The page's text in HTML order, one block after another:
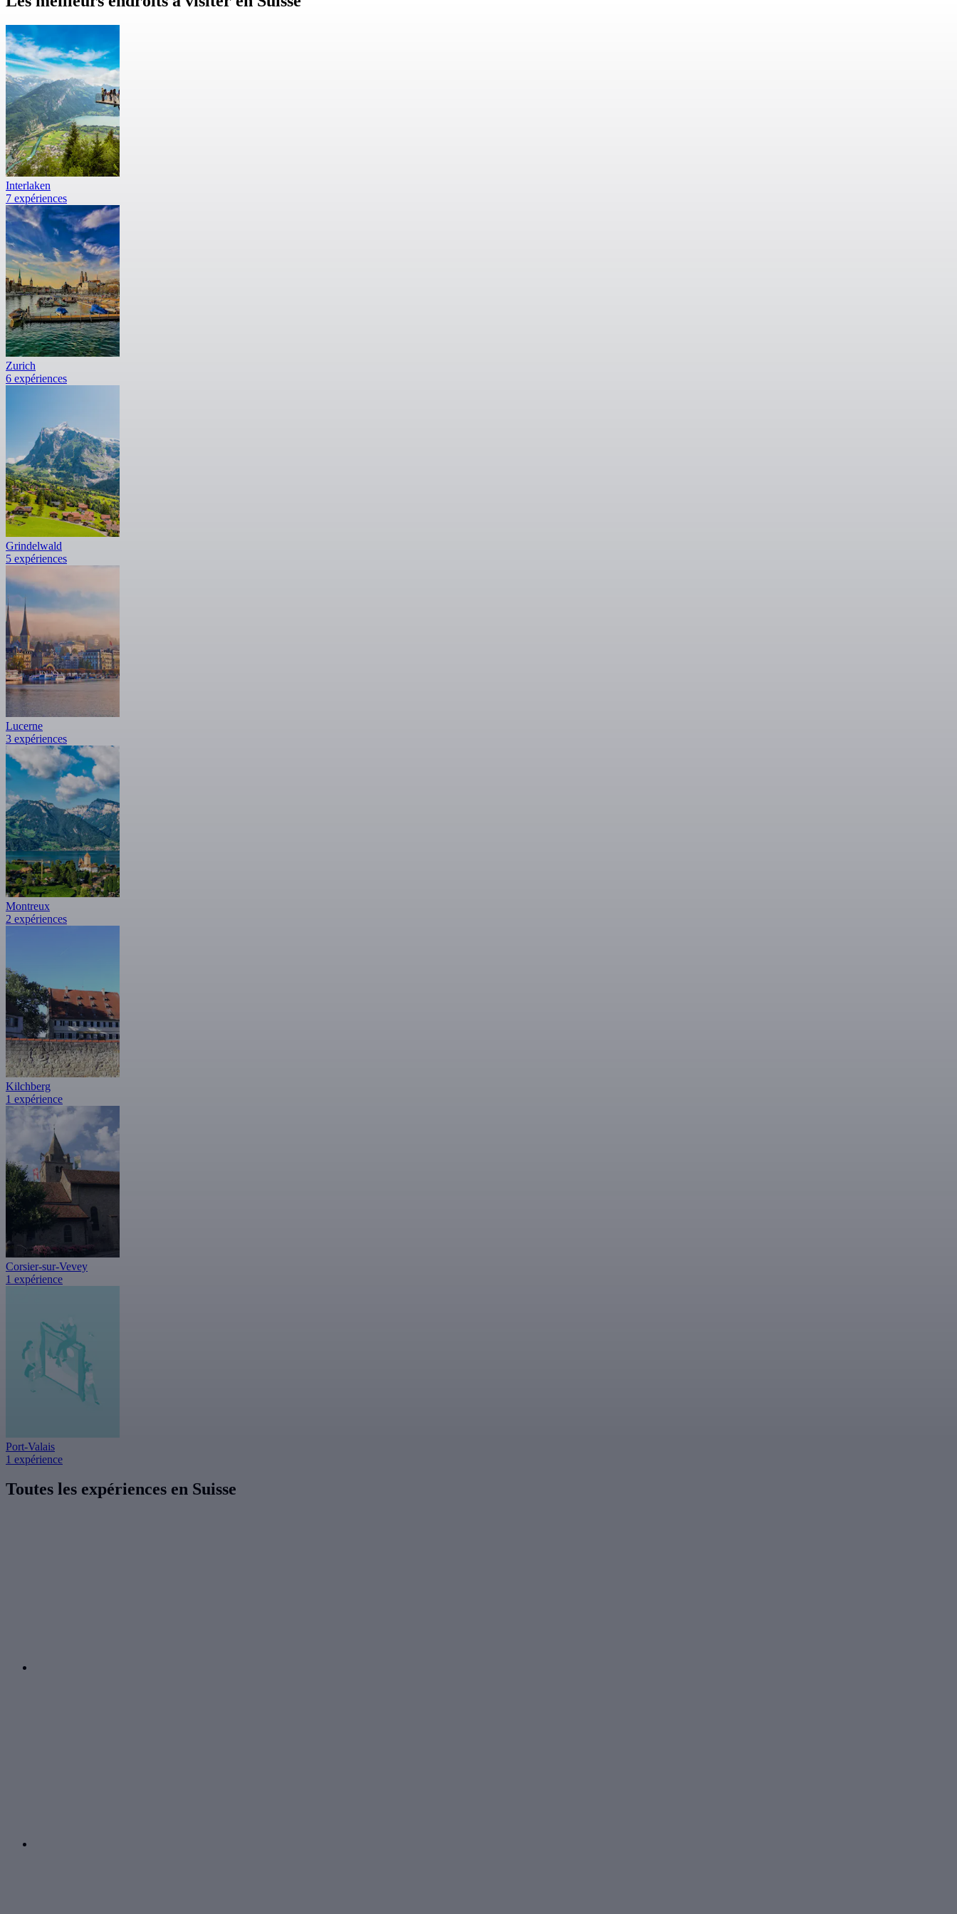
Interlaken
7 expériences
Zurich
6 expériences
Grindelwald
5 expériences
Lucerne
3 expériences
Montreux
2 expériences
Kilchberg
1 expérience
Corsier-sur-Vevey
1 expérience
Port-Valais
1 expérience
Toutes les expériences en Suisse